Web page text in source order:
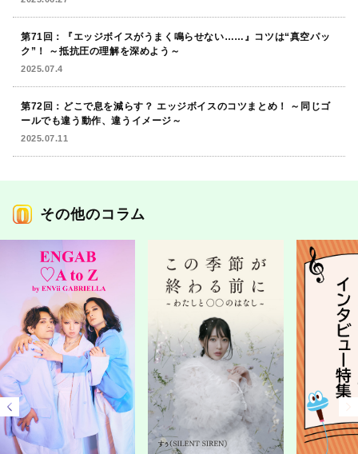
第71回：『エッジボイスがうまく鳴らせない……』コツは“真空パッ
ク”！ ～抵抗圧の理解を深めよう～
2025.07.4
第72回：どこで息を減らす？ エッジボイスのコツまとめ！ ～同じゴ
ールでも違う動作、違うイメージ～
2025.07.11
その他のコラム